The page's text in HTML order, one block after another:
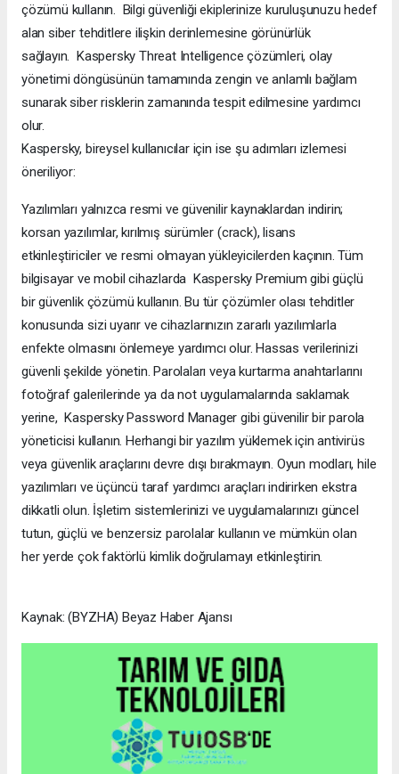
çözümü kullanın. Bilgi güvenliği ekiplerinize kuruluşunuzu hedef
alan siber tehditlere ilişkin derinlemesine görünürlük
sağlayın. Kaspersky Threat Intelligence çözümleri, olay
yönetimi döngüsünün tamamında zengin ve anlamlı bağlam
sunarak siber risklerin zamanında tespit edilmesine yardımcı
olur.
Kaspersky, bireysel kullanıcılar için ise şu adımları izlemesi
öneriliyor:
Yazılımları yalnızca resmi ve güvenilir kaynaklardan indirin;
korsan yazılımlar, kırılmış sürümler (crack), lisans
etkinleştiriciler ve resmi olmayan yükleyicilerden kaçının. Tüm
bilgisayar ve mobil cihazlarda Kaspersky Premium gibi güçlü
bir güvenlik çözümü kullanın. Bu tür çözümler olası tehditler
konusunda sizi uyarır ve cihazlarınızın zararlı yazılımlarla
enfekte olmasını önlemeye yardımcı olur. Hassas verilerinizi
güvenli şekilde yönetin. Parolaları veya kurtarma anahtarlarını
fotoğraf galerilerinde ya da not uygulamalarında saklamak
yerine, Kaspersky Password Manager gibi güvenilir bir parola
yöneticisi kullanın. Herhangi bir yazılım yüklemek için antivirüs
veya güvenlik araçlarını devre dışı bırakmayın. Oyun modları, hile
yazılımları ve üçüncü taraf yardımcı araçları indirirken ekstra
dikkatli olun. İşletim sistemlerinizi ve uygulamalarınızı güncel
tutun, güçlü ve benzersiz parolalar kullanın ve mümkün olan
her yerde çok faktörlü kimlik doğrulamayı etkinleştirin.
Kaynak: (BYZHA) Beyaz Haber Ajansı